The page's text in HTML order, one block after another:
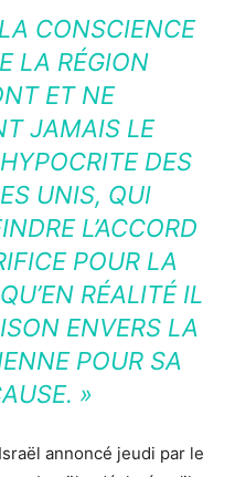
CONSCIENCE
LA RÉGION
ET NE
JAMAIS LE
DES
UNIS, QUI
L’ACCORD
POUR LA
RÉALITÉ IL
ENVERS LA
POUR SA
»
annoncé jeudi par le